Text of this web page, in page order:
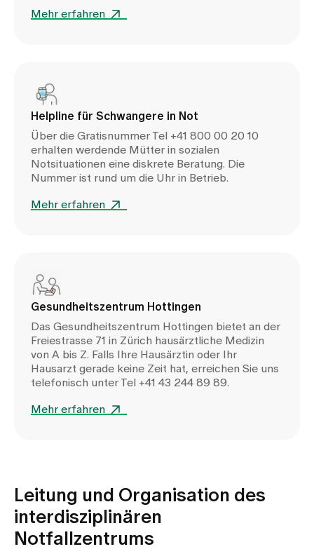
Mehr erfahren
Helpline für Schwangere in Not
Über die Gratisnummer Tel +41 800 00 20 10
erhalten werdende Mütter in sozialen
Notsituationen eine diskrete Beratung. Die
Nummer ist rund um die Uhr in Betrieb.
Mehr erfahren
Gesundheitszentrum Hottingen
Das Gesundheitszentrum Hottingen bietet an der
Freiestrasse 71 in Zürich hausärztliche Medizin
von A bis Z. Falls Ihre Hausärztin oder Ihr
Hausarzt gerade keine Zeit hat, erreichen Sie uns
telefonisch unter Tel +41 43 244 89 89.
Mehr erfahren
Leitung und Organisation des
interdisziplinären
Notfallzentrums